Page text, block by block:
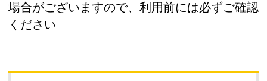
場合がございますので、利用前には必ずご確認
ください